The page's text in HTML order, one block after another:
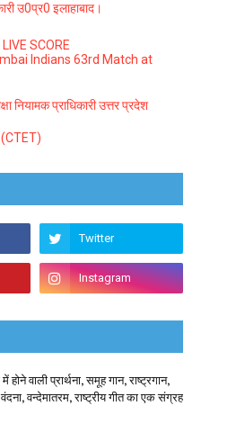
उ0प्र0 इलाहाबाद।
SCORE
Indians 63rd Match at
नियामक प्राधिकारी उत्तर प्रदेश
(CTET)
में होने वाली प्रार्थना, समूह गान, राष्ट्रगान,
वन्देमातरम, राष्ट्रीय गीत का एक संग्रह